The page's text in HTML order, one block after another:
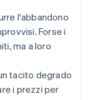
l'abbandono
Forse i
ma a loro
tacito degrado
i prezzi per